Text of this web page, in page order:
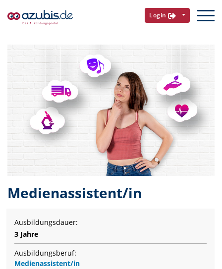
Login
Medienassistent/in
Ausbildungsdauer:
3 Jahre
Ausbildungsberuf:
Medienassistent/in